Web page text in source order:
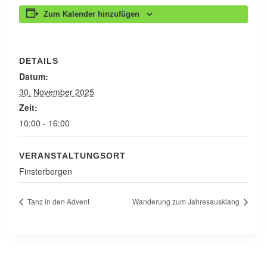
Zum Kalender hinzufügen
DETAILS
Datum:
30. November 2025
Zeit:
10:00 - 16:00
VERANSTALTUNGSORT
Finsterbergen
Tanz in den Advent Wanderung zum Jahresausklang